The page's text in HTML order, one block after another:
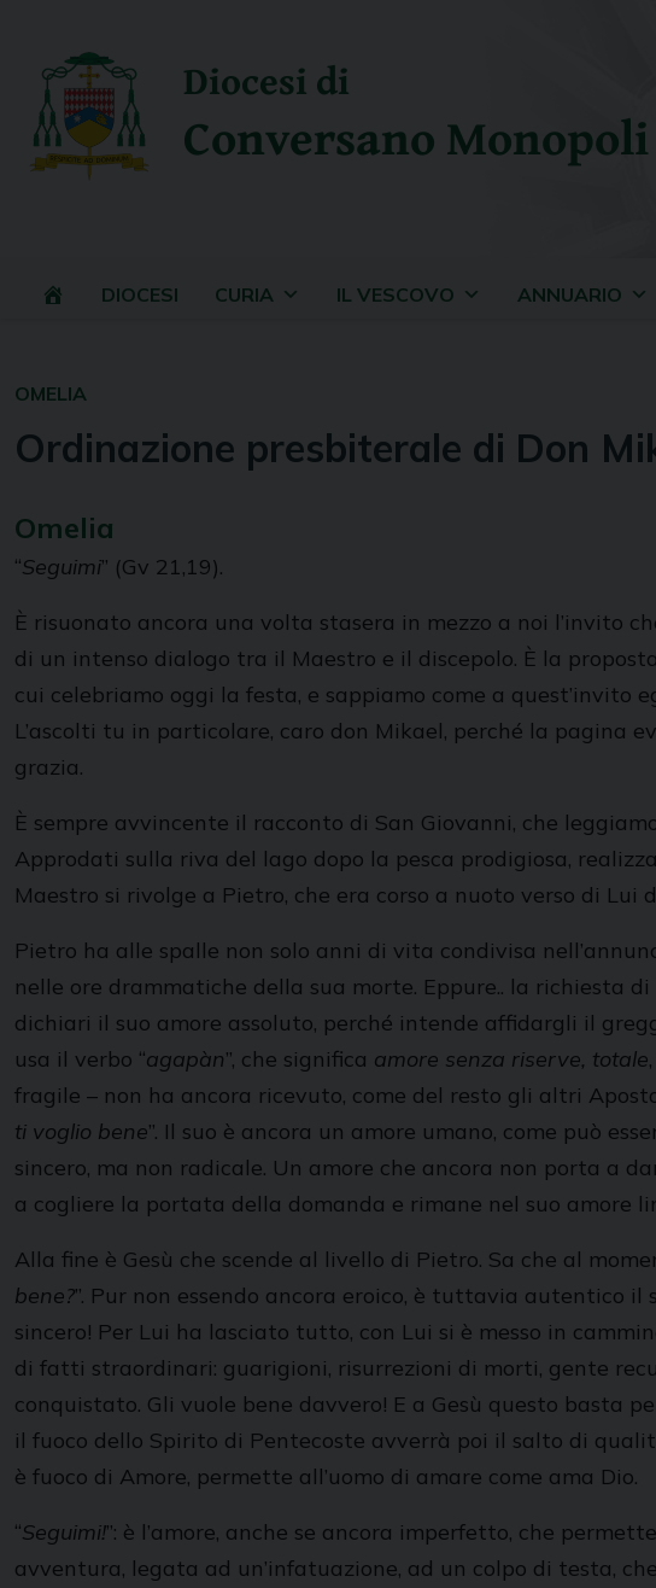
content
Diocesi di
Conversano Monopoli
DIOCESI CURIA IL VESCOVO ANNUARIO
OMELIA
Ordinazione presbiterale di Don
Omelia
“Seguimi” (Gv 21,19).
È risuonato ancora una volta stasera in mezzo a noi l’invito
di un intenso dialogo tra il Maestro e il discepolo. È la
cui celebriamo oggi la festa, e sappiamo come a
L’ascolti tu in particolare, caro don Mikael, perché la
grazia.
È sempre avvincente il racconto di San Giovanni, che
Approdati sulla riva del lago dopo la pesca prodigiosa,
Maestro si rivolge a Pietro, che era corso a nuoto verso di
Pietro ha alle spalle non solo anni di vita condivisa
nelle ore drammatiche della sua morte. Eppure.. la richiesta
dichiari il suo amore assoluto, perché intende affidargli il
usa il verbo “agapàn”, che significa amore senza riserve, totale
fragile – non ha ancora ricevuto, come del resto gli altri
ti voglio bene”. Il suo è ancora un amore umano, come può
sincero, ma non radicale. Un amore che ancora non porta a
a cogliere la portata della domanda e rimane nel suo amore
Alla fine è Gesù che scende al livello di Pietro. Sa che al
bene?”. Pur non essendo ancora eroico, è tuttavia autentico
sincero! Per Lui ha lasciato tutto, con Lui si è messo in
di fatti straordinari: guarigioni, risurrezioni di morti, gente
conquistato. Gli vuole bene davvero! E a Gesù questo basta
il fuoco dello Spirito di Pentecoste avverrà poi il salto di
è fuoco di Amore, permette all’uomo di amare come ama Dio.
“Seguimi!”: è l’amore, anche se ancora imperfetto, che
avventura, legata ad un’infatuazione, ad un colpo di testa,